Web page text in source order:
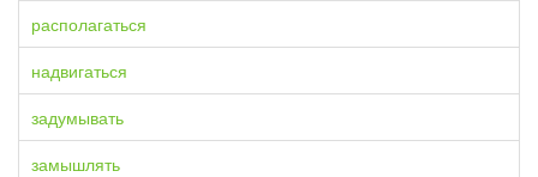
располагаться
надвигаться
задумывать
замышлять